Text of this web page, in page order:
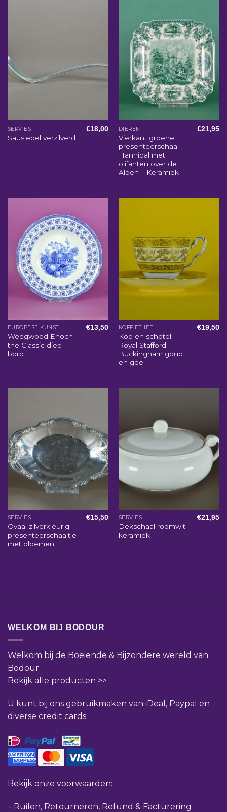
SERVIES
Sauslepel verzilverd
€18,00 DIEREN
Vierkant groene
presenteerschaal
Hannibal met
olifanten over de
Alpen – Keramiek
€21,95
EUROPESE KUNST
Wedgwood Enoch
the Classic diep
bord
€13,50 KOFFIETHEE
Kop en schotel
Royal Stafford
Buckingham goud
en geel
€19,50
SERVIES
Ovaal zilverkleurig
presenteerschaaltje
met bloemen
€15,50 SERVIES
Dekschaal roomwit
keramiek
€21,95
WELKOM BIJ BODOUR
Welkom bij de Boeiende & Bijzondere wereld van
Bodour.
Bekijk alle producten >>
U kunt bij ons gebruikmaken van iDeal, Paypal en
diverse credit cards.
Bekijk onze voorwaarden:
– Ruilen, Retourneren, Refund & Facturering